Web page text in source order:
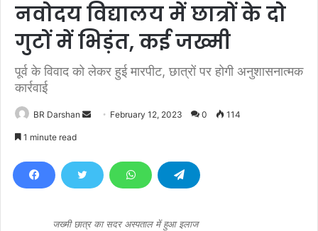
नवोदय विद्यालय में छात्रों के दो
गुटों में भिड़ंत, कई जख्मी
पूर्व के विवाद को लेकर हुई मारपीट, छात्रों पर होगी अनुशासनात्मक
कार्रवाई
BR Darshan
d
February 12, 2023 0 114
1 minute read
जख्मी छात्र का सदर अस्पताल में हुआ इलाज